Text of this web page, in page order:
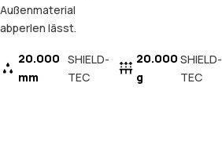
Außenmaterial
abperlen lässt.
20.000
mm
SHIELD-
TEC
20.000
g
SHIELD-
TEC